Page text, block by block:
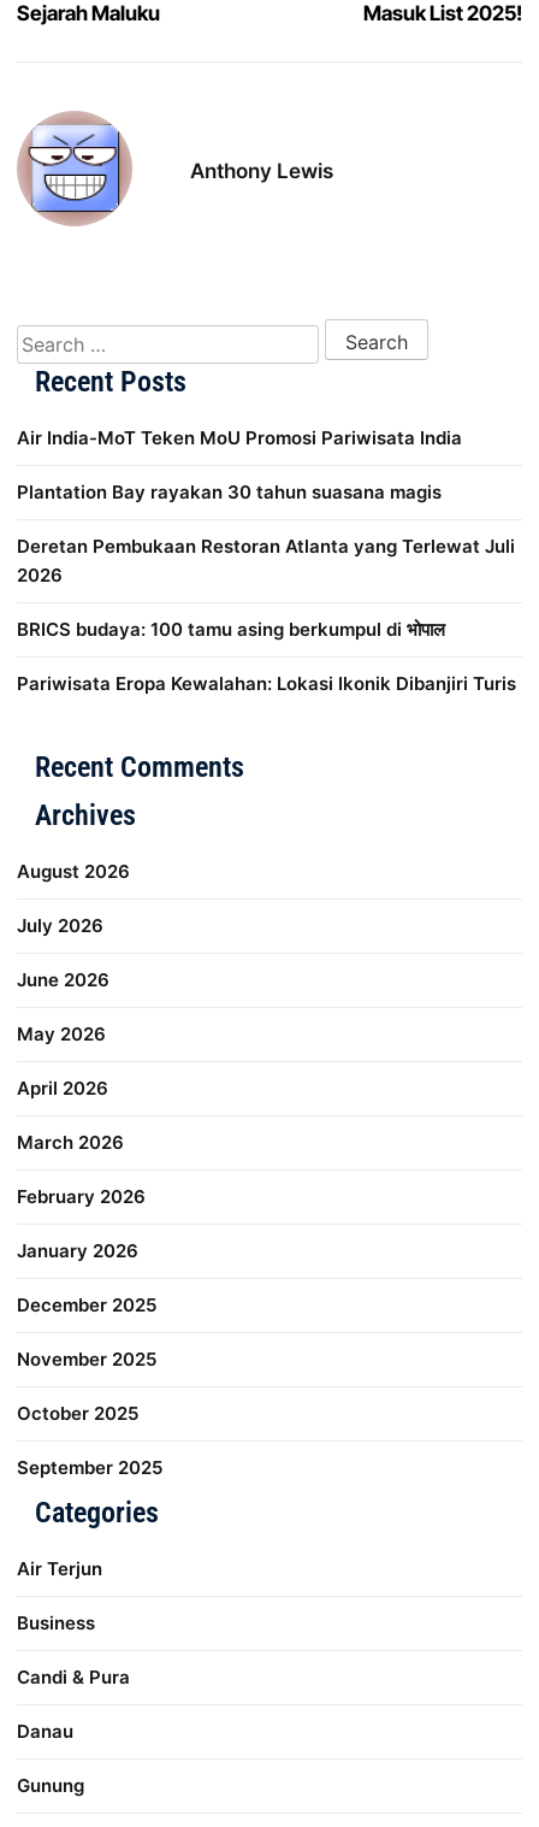
Sejarah Maluku Masuk List 2025!
Anthony Lewis
Search for:
Recent Posts
Air India-MoT Teken MoU Promosi Pariwisata India
Plantation Bay rayakan 30 tahun suasana magis
Deretan Pembukaan Restoran Atlanta yang Terlewat Juli
2026
BRICS budaya: 100 tamu asing berkumpul di भोपाल
Pariwisata Eropa Kewalahan: Lokasi Ikonik Dibanjiri Turis
Recent Comments
Archives
August 2026
July 2026
June 2026
May 2026
April 2026
March 2026
February 2026
January 2026
December 2025
November 2025
October 2025
September 2025
Categories
Air Terjun
Business
Candi & Pura
Danau
Gunung